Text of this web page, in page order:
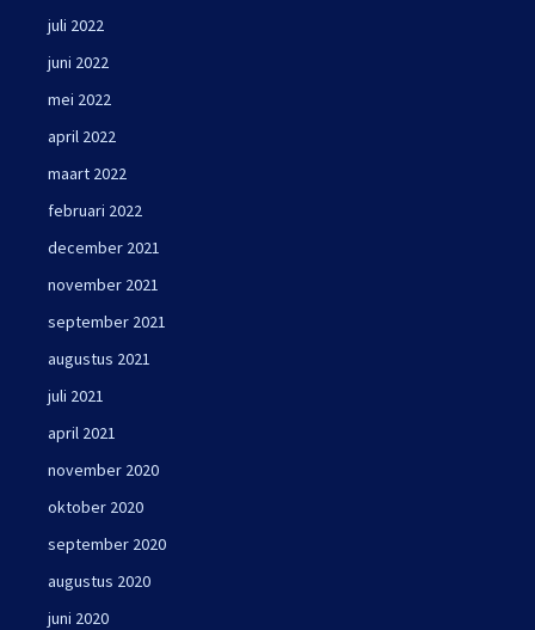
juli 2022
juni 2022
mei 2022
april 2022
maart 2022
februari 2022
december 2021
november 2021
september 2021
augustus 2021
juli 2021
april 2021
november 2020
oktober 2020
september 2020
augustus 2020
juni 2020